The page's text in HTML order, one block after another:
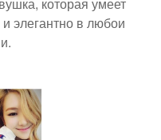
которая умеет
элегантно в любои